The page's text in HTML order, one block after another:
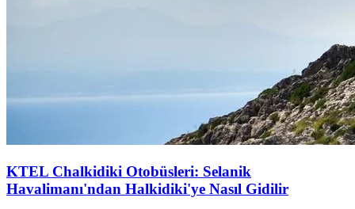
KTEL Chalkidiki Otobüsleri: Selanik
Havalimanı'ndan Halkidiki'ye Nasıl Gidilir